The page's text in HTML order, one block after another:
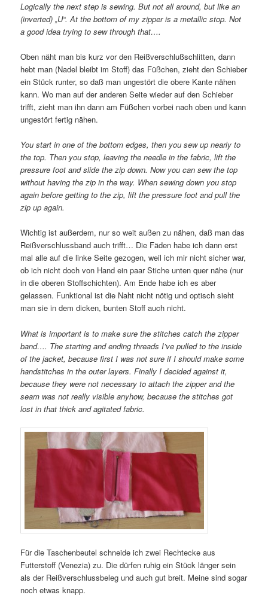
Logically the next step is sewing. But not all around, but like an
(inverted) „U“. At the bottom of my zipper is a metallic stop. Not
a good idea trying to sew through that….
Oben näht man bis kurz vor den Reißverschlußschlitten, dann
hebt man (Nadel bleibt im Stoff) das Füßchen, zieht den Schieber
ein Stück runter, so daß man ungestört die obere Kante nähen
kann. Wo man auf der anderen Seite wieder auf den Schieber
trifft, zieht man ihn dann am Füßchen vorbei nach oben und kann
ungestört fertig nähen.
You start in one of the bottom edges, then you sew up nearly to
the top. Then you stop, leaving the needle in the fabric, lift the
pressure foot and slide the zip down. Now you can sew the top
without having the zip in the way. When sewing down you stop
again before getting to the zip, lift the pressure foot and pull the
zip up again.
Wichtig ist außerdem, nur so weit außen zu nähen, daß man das
Reißverschlussband auch trifft… Die Fäden habe ich dann erst
mal alle auf die linke Seite gezogen, weil ich mir nicht sicher war,
ob ich nicht doch von Hand ein paar Stiche unten quer nähe (nur
in die oberen Stoffschichten). Am Ende habe ich es aber
gelassen. Funktional ist die Naht nicht nötig und optisch sieht
man sie in dem dicken, bunten Stoff auch nicht.
What is important is to make sure the stitches catch the zipper
band…. The starting and ending threads I’ve pulled to the inside
of the jacket, because first I was not sure if I should make some
handstitches in the outer layers. Finally I decided against it,
because they were not necessary to attach the zipper and the
seam was not really visible anyhow, because the stitches got
lost in that thick and agitated fabric.
Für die Taschenbeutel schneide ich zwei Rechtecke aus
Futterstoff (Venezia) zu. Die dürfen ruhig ein Stück länger sein
als der Reißverschlussbeleg und auch gut breit. Meine sind sogar
noch etwas knapp.